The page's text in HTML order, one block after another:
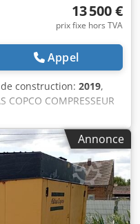
13 500 €
prix fixe hors TVA
Appel
construction: 2019,
COPCO COMPRESSEUR
ATLAS COPCO XAS
: capacité 5,20
; année de production
KUBOTA kilométrage
opérationnel prix net :
trouverez ci-dessous un
de la
Annonce